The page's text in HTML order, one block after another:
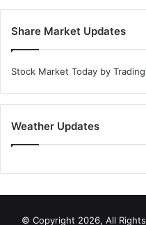
Share Market Updates
Stock Market Today by
Weather Updates
© Copyright 2026, All